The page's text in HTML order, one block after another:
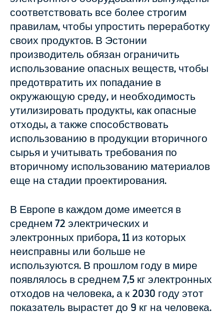
соответствовать все более строгим
правилам, чтобы упростить переработку
своих продуктов. В Эстонии
производитель обязан ограничить
использование опасных веществ, чтобы
предотвратить их попадание в
окружающую среду, и необходимость
утилизировать продукты, как опасные
отходы, а также способствовать
использованию в продукции вторичного
сырья и учитывать требования по
вторичному использованию материалов
еще на стадии проектирования.
В Европе в каждом доме имеется в
среднем 72 электрических и
электронных прибора, 11 из которых
неисправны или больше не
используются. В прошлом году в мире
появлялось в среднем 7,5 кг электронных
отходов на человека, а к 2030 году этот
показатель вырастет до 9 кг на человека.